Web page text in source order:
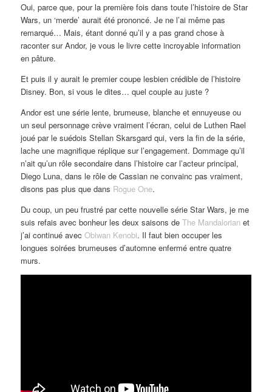
Oui, parce que, pour la première fois dans toute l’histoire de Star
Wars, un ‘merde’ aurait été prononcé. Je ne l’ai même pas
remarqué… Mais, étant donné qu’il y a pas grand chose à
raconter sur Andor, je vous le livre cette incroyable information
en pâture.
Et puis il y aurait le premier coupe lesbien crédible de l’histoire
Disney. Bon, si vous le dites… quel couple au juste ?
Andor est une série lente, brumeuse, blanche et ennuyeuse ou
un seul personnage crève vraiment l’écran, celui de Luthen Rael
joué par le suédois Stellan Skarsgard qui, vers la fin de la série,
lache une magnifique réplique sur l’engagement. Dommage qu’il
n’ait qu’un rôle secondaire dans l’histoire car l’acteur principal,
Diego Luna, dans le rôle de Cassian ne convainc pas vraiment,
disons pas plus que dans Rogue One.
Du coup, un peu frustré par cette nouvelle série Star Wars, je me
suis refais avec bonheur les deux saisons deThe Mandalorian et
j’ai continué avecObiwan Kenobi. Il faut bien occuper les
longues soirées brumeuses d’automne enfermé entre quatre
murs.